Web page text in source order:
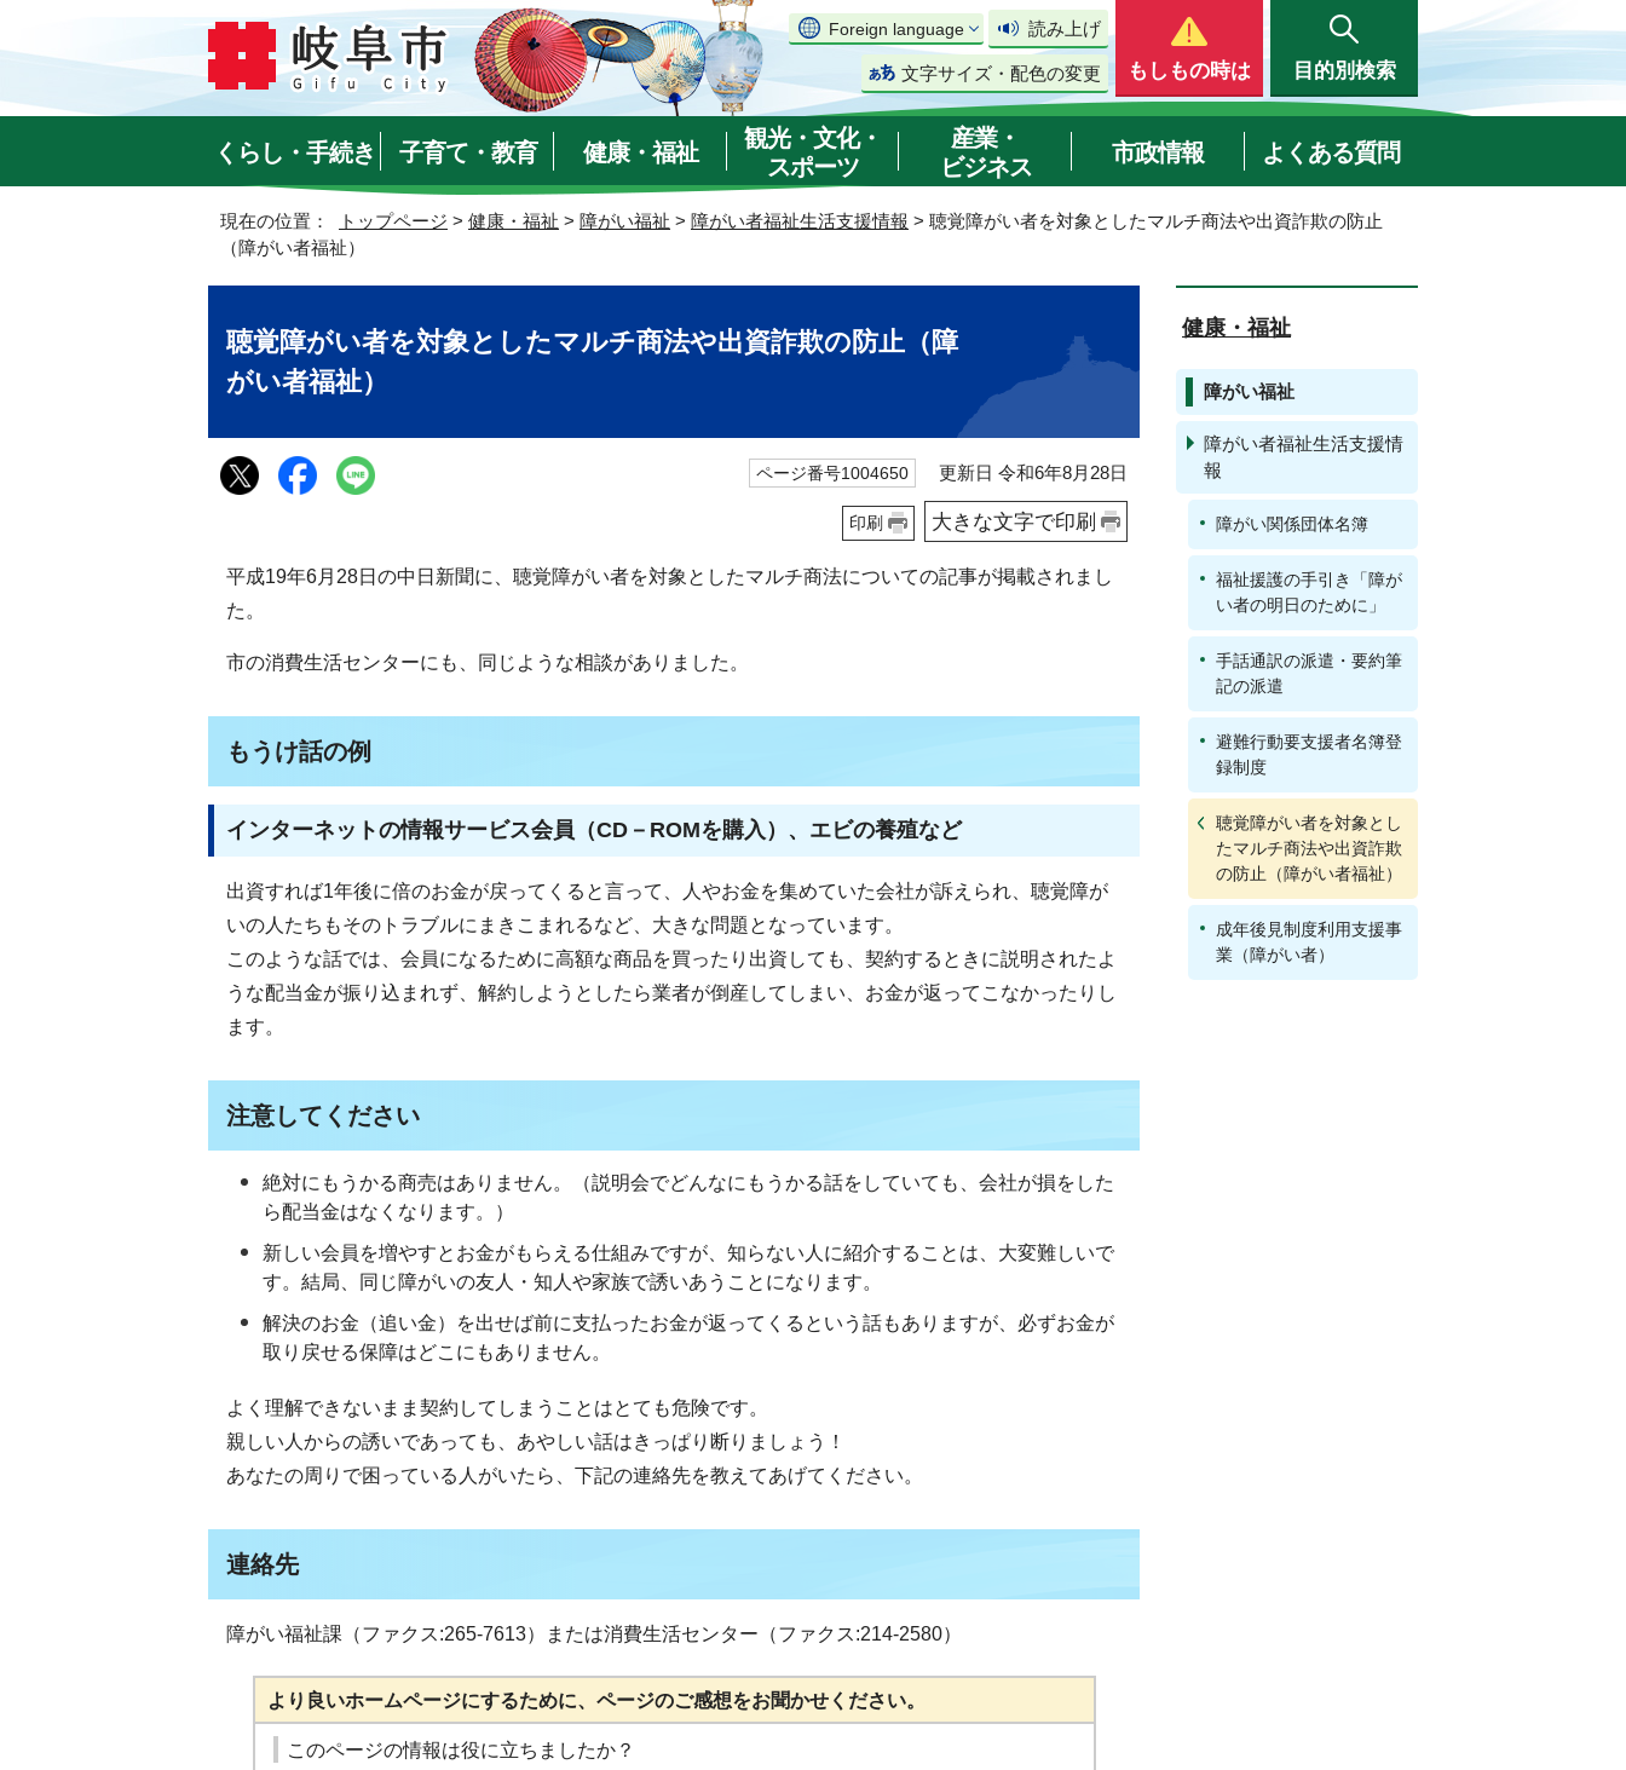
Foreign language 読み上げ
文字サイズ・配色の変更 もしもの時は 目的別検索
くらし・手続き 子育て・教育 健康・福祉
観光・文化・
スポーツ
産業・
ビジネス
市政情報 よくある質問
現在の位置： トップページ > 健康・福祉 > 障がい福祉 > 障がい者福祉生活支援情報 > 聴覚障がい者を対象としたマルチ商法や出資詐欺の防止
（障がい者福祉）
聴覚障がい者を対象としたマルチ商法や出資詐欺の防止（障
がい者福祉）
ページ番号1004650 更新日 令和6年8月28日
印刷 大きな文字で印刷
平成19年6月28日の中日新聞に、聴覚障がい者を対象としたマルチ商法についての記事が掲載されまし
た。
市の消費生活センターにも、同じような相談がありました。
もうけ話の例
インターネットの情報サービス会員（CD－ROMを購入）、エビの養殖など
出資すれば1年後に倍のお金が戻ってくると言って、人やお金を集めていた会社が訴えられ、聴覚障が
いの人たちもそのトラブルにまきこまれるなど、大きな問題となっています。
このような話では、会員になるために高額な商品を買ったり出資しても、契約するときに説明されたよ
うな配当金が振り込まれず、解約しようとしたら業者が倒産してしまい、お金が返ってこなかったりし
ます。
注意してください
絶対にもうかる商売はありません。（説明会でどんなにもうかる話をしていても、会社が損をした
ら配当金はなくなります。）
新しい会員を増やすとお金がもらえる仕組みですが、知らない人に紹介することは、大変難しいで
す。結局、同じ障がいの友人・知人や家族で誘いあうことになります。
解決のお金（追い金）を出せば前に支払ったお金が返ってくるという話もありますが、必ずお金が
取り戻せる保障はどこにもありません。
よく理解できないまま契約してしまうことはとても危険です。
親しい人からの誘いであっても、あやしい話はきっぱり断りましょう！
あなたの周りで困っている人がいたら、下記の連絡先を教えてあげてください。
連絡先
障がい福祉課（ファクス:265-7613）または消費生活センター（ファクス:214-2580）
より良いホームページにするために、ページのご感想をお聞かせください。
このページの情報は役に立ちましたか？
健康・福祉
障がい福祉
障がい者福祉生活支援情
報
障がい関係団体名簿
福祉援護の手引き「障が
い者の明日のために」
手話通訳の派遣・要約筆
記の派遣
避難行動要支援者名簿登
録制度
聴覚障がい者を対象とし
たマルチ商法や出資詐欺
の防止（障がい者福祉）
成年後見制度利用支援事
業（障がい者）